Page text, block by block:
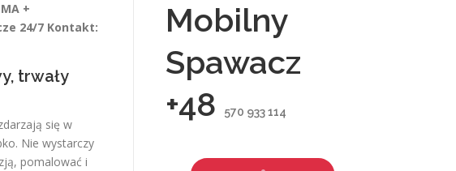
+
24/7 Kontakt:
trwały
się w
Nie wystarczy
pomalować i
Mobilny
Spawacz
+48
570 933 114